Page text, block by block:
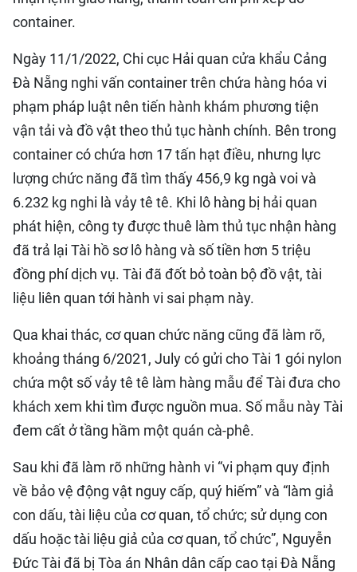
container.
Ngày 11/1/2022, Chi cục Hải quan cửa khẩu Cảng
Đà Nẵng nghi vấn container trên chứa hàng hóa vi
phạm pháp luật nên tiến hành khám phương tiện
vận tải và đồ vật theo thủ tục hành chính. Bên trong
container có chứa hơn 17 tấn hạt điều, nhưng lực
lượng chức năng đã tìm thấy 456,9 kg ngà voi và
6.232 kg nghi là vảy tê tê. Khi lô hàng bị hải quan
phát hiện, công ty được thuê làm thủ tục nhận hàng
đã trả lại Tài hồ sơ lô hàng và số tiền hơn 5 triệu
đồng phí dịch vụ. Tài đã đốt bỏ toàn bộ đồ vật, tài
liệu liên quan tới hành vi sai phạm này.
Qua khai thác, cơ quan chức năng cũng đã làm rõ,
khoảng tháng 6/2021, July có gửi cho Tài 1 gói nylon
chứa một số vảy tê tê làm hàng mẫu để Tài đưa cho
khách xem khi tìm được nguồn mua. Số mẫu này Tài
đem cất ở tầng hầm một quán cà-phê.
Sau khi đã làm rõ những hành vi “vi phạm quy định
về bảo vệ động vật nguy cấp, quý hiếm” và “làm giả
con dấu, tài liệu của cơ quan, tổ chức; sử dụng con
dấu hoặc tài liệu giả của cơ quan, tổ chức”, Nguyễn
Đức Tài đã bị Tòa án Nhân dân cấp cao tại Đà Nẵng